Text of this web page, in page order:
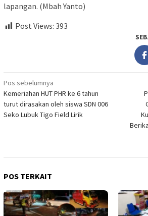
lapangan. (Mbah Yanto)
Post Views: 393
Navigasi
pos
Pos sebelumnya
Kemeriahan HUT PHR ke 6 tahun
turut dirasakan oleh siswa SDN 006
Seko Lubuk Tigo Field Lirik
POS TERKAIT